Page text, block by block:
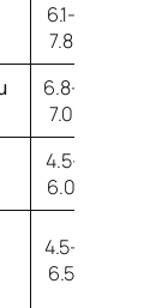
6.1-
7.8
6.8-
7.0
4.5-
6.0
4.5-
6.5